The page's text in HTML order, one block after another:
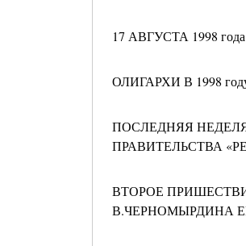
17 АВГУСТА 1998 года
ОЛИГАРХИ В 1998
ПОСЛЕДНЯЯ
ПРАВИТЕЛЬСТВА
ВТОРОЕ
В.ЧЕРНОМЫРДИНА